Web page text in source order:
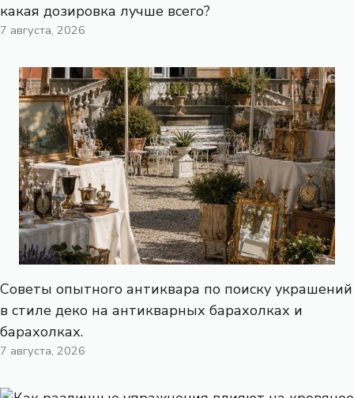
какая дозировка лучше всего?
7 августа, 2026
Советы опытного антиквара по поиску украшений
в стиле деко на антикварных барахолках и
барахолках.
7 августа, 2026